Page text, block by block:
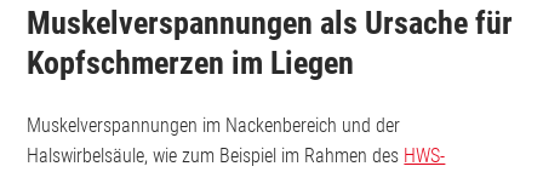
Muskelverspannungen als Ursache für
Kopfschmerzen im Liegen
Muskelverspannungen im Nackenbereich und der
Halswirbelsäule, wie zum Beispiel im Rahmen des HWS-